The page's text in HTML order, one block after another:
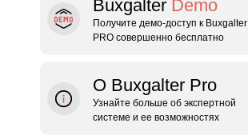
Buxgalter Demo
Получите демо‑доступ к Buxgalter
PRO совершенно бесплатно
О Buxgalter Pro
Узнайте больше об экспертной
системе и ее возможностях